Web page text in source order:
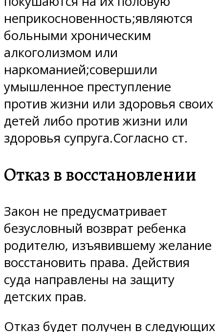
неприкосновенность;являются
больными хроническим
алкоголизмом или
наркоманией;совершили
умышленное преступление
против жизни или здоровья своих
детей либо против жизни или
здоровья супруга.Согласно ст.
Отказ в восстановлении
Закон не предусматривает
безусловный возврат ребенка
родителю, изъявившему желание
восстановить права. Действия
суда направлены на защиту
детских прав.
Отказ будет получен в следующих